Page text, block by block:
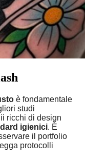
è fondamentale
studi
ricchi di design
igienici. È
il portfolio
protocolli